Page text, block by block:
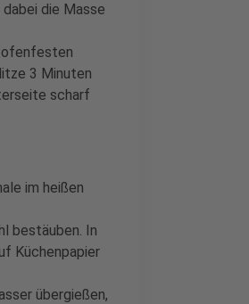
die Masse
ofenfesten
3 Minuten
scharf
im heißen
bestäuben. In
Küchenpapier
übergießen,